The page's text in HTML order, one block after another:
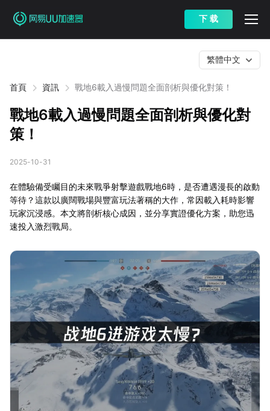
下 载
首頁 資訊 戰地6載入過慢問題全面剖析與優化對策！
繁體中文
戰地6載入過慢問題全面剖析與優化對
策！
2025-10-31
在體驗備受矚目的未來戰爭射擊遊戲戰地6時，是否遭遇漫長的啟動
等待？這款以廣闊戰場與豐富玩法著稱的大作，常因載入耗時影響
玩家沉浸感。本文將剖析核心成因，並分享實證優化方案，助您迅
速投入激烈戰局。